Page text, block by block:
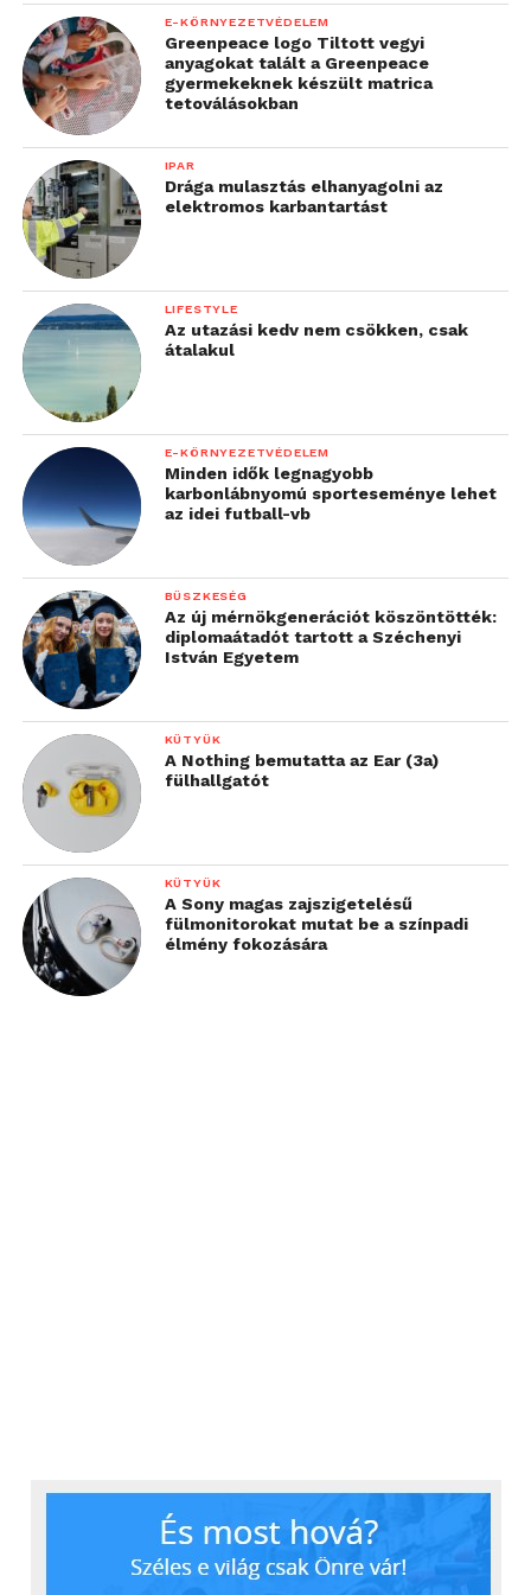
E-KÖRNYEZETVÉDELEM
Greenpeace logo Tiltott vegyi
anyagokat talált a Greenpeace
gyermekeknek készült matrica
tetoválásokban
IPAR
Drága mulasztás elhanyagolni az
elektromos karbantartást
LIFESTYLE
Az utazási kedv nem csökken, csak
átalakul
E-KÖRNYEZETVÉDELEM
Minden idők legnagyobb
karbonlábnyomú sporteseménye lehet
az idei futball-vb
BÜSZKESÉG
Az új mérnökgenerációt köszöntötték:
diplomaátadót tartott a Széchenyi
István Egyetem
KÜTYÜK
A Nothing bemutatta az Ear (3a)
fülhallgatót
KÜTYÜK
A Sony magas zajszigetelésű
fülmonitorokat mutat be a színpadi
élmény fokozására